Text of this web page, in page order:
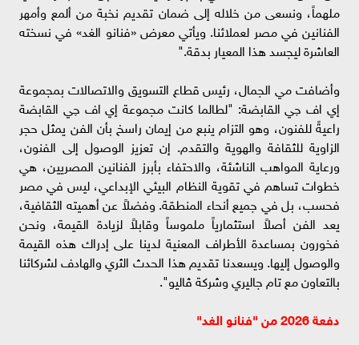
ملهماً، ونسعى من خلاله إلى ضمان تقديم نخبة من ألمع وأمهر
الفنانين في مصر لعملائنا. ويأتي معرض «فنانو الغد» في نسخته
العاشرة ليجسد هذا المعيار بدقة."
وأضافت مي الجمال، رئيس قطاع التسويق والاتصالات بمجموعة
إي اف چي القابضة: "لطالما كانت مجموعة إي اف چي القابضة
راعيةً للفنون، وهو التزام ينبع من إيمان راسخ بأن الفن يمثل حجر
الزاوية للثقافة والهوية والتقدم. إن تعزيز الوصول إلى الفنون،
ورعاية المواهب الناشئة، والاحتفاء بأبرز الفنانين المصريين، هي
خطوات تساهم في تقوية النظام البيئي الإبداعي، ليس في مصر
فحسب، بل في جميع أنحاء المنطقة. وفضلاً عن أهميته الثقافية،
يعد الفن أصلاً استثمارياً ملموساً وقابلاً لزيادة القيمة، ونحن
فخورون بمساعدة الأطراف المعنية لدينا على إدراك هذه القيمة
والوصول إليها. ويسعدنا تقديم هذا الحدث الثري والهادف لشركائنا
بالتعاون مع تام جاليري وشركة ڤاليو".
دفعة 2026 من "فنانو الغد"